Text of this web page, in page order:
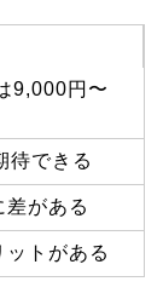
9,000円〜
待できる
がある
トがある